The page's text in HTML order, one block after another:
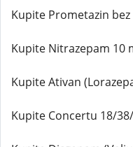
Kupite Prometazin
Kupite Nitrazepam 10
Kupite Ativan
Kupite Concertu 18/